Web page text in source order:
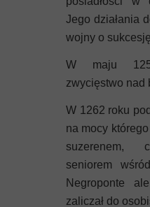
Jego działania
wojny o
W maju
zwycięstwo nad
W 1262 roku
na mocy
suzerenem,
seniorem
Negroponte
zaliczał do